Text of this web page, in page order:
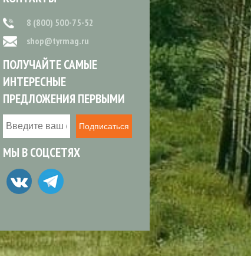
8 (800) 500-75-52
shop@tyrmag.ru
ПОЛУЧАЙТЕ САМЫЕ
ИНТЕРЕСНЫЕ
ПРЕДЛОЖЕНИЯ ПЕРВЫМИ
Подписаться
МЫ В СОЦСЕТЯХ